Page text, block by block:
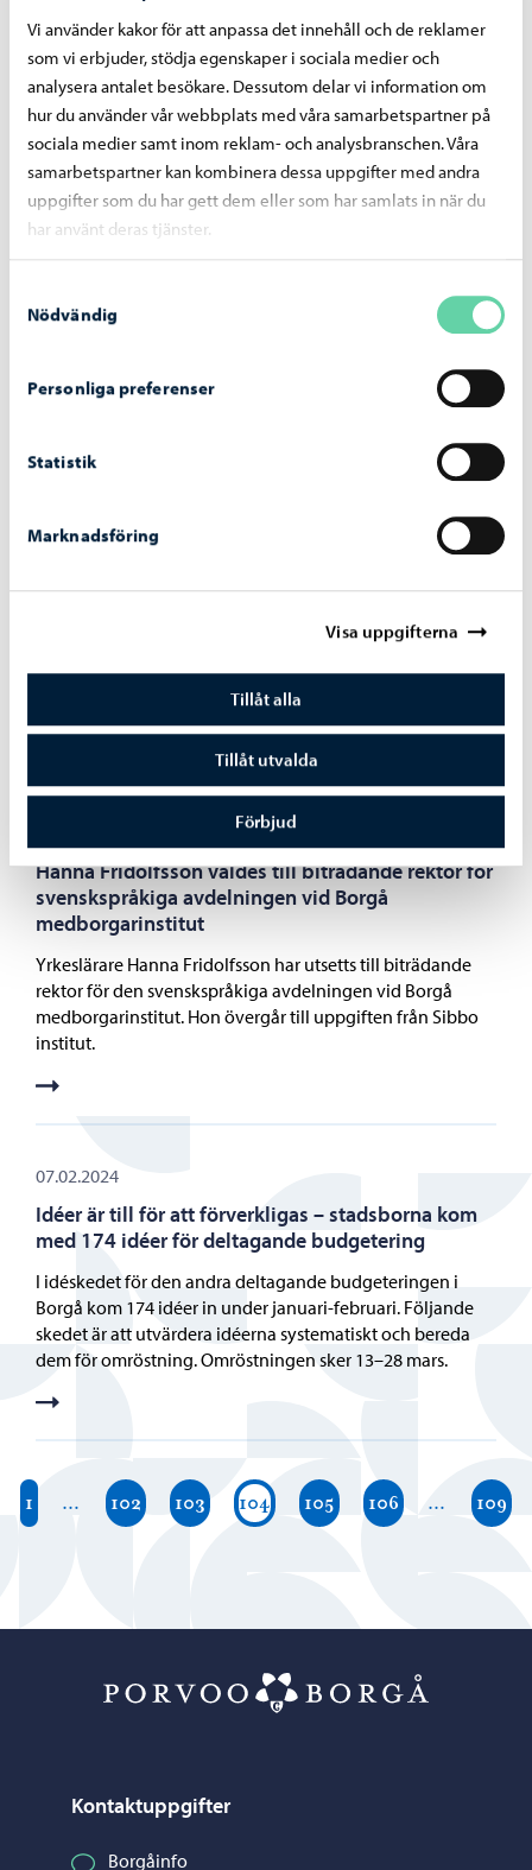
Vi använder kakor för att anpassa det innehåll och de reklamer
som vi erbjuder, stödja egenskaper i sociala medier och
analysera antalet besökare. Dessutom delar vi information om
hur du använder vår webbplats med våra samarbetspartner på
sociala medier samt inom reklam- och analysbranschen. Våra
samarbetspartner kan kombinera dessa uppgifter med andra
uppgifter som du har gett dem eller som har samlats in när du
har använt deras tjänster.
Nödvändig
Personliga preferenser
Statistik
Marknadsföring
Visa uppgifterna
Tillåt alla
Tillåt utvalda
Förbjud
09.02.2024
Äldrerådet stärker de äldres delaktighet
Under våren ordnar Borgå äldreråd ett seminarium om
äldre i Kokon.
Hjälp och tips från Navigatorn till unga som söker
Bästa tiden att söka sommarjobb är nu, eftersom
Servicekontoret Navigatorn för unga och unga vuxna,
vilket finns i WSOY-huset, hjälper i alla frågor som gäller
sökandet av sommarjobb. Navigatorn betjänar dem som
söker sommarjobb utan tidsbeställning måndag till
Hanna Fridolfsson valdes till biträdande rektor för
svenskspråkiga avdelningen vid Borgå
medborgarinstitut
Yrkeslärare Hanna Fridolfsson har utsetts till biträdande
rektor för den svenskspråkiga avdelningen vid Borgå
medborgarinstitut. Hon övergår till uppgiften från Sibbo
institut.
07.02.2024
Idéer är till för att förverkligas – stadsborna kom
med 174 idéer för deltagande budgetering
I idéskedet för den andra deltagande budgeteringen i
Borgå kom 174 idéer in under januari-februari. Följande
skedet är att utvärdera idéerna systematiskt och bereda
dem för omröstning. Omröstningen sker 13–28 mars.
1 … 102 103 104 105 106 … 109
Kontaktuppgifter
Borgåinfo